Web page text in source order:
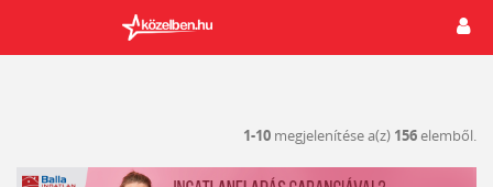
1-10 megjelenítése a(z) 156elemből.